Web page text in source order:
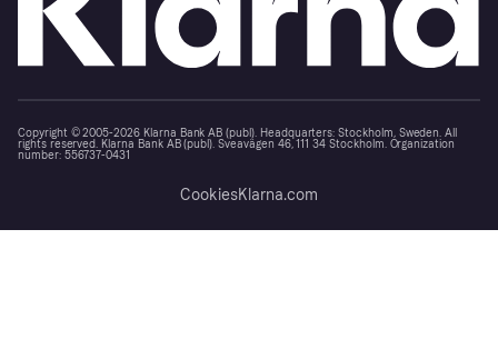
Copyright © 2005-2026 Klarna Bank AB (publ). Headquarters: Stockholm, Sweden. All
rights reserved. Klarna Bank AB (publ). Sveavägen 46, 111 34 Stockholm. Organization
number: 556737-0431
CookiesKlarna.com